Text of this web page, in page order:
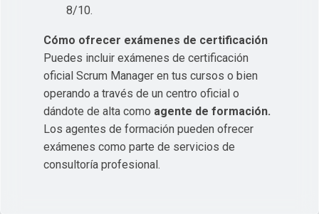
8/10.
Cómo ofrecer exámenes de certificación
Puedes incluir exámenes de certificación
oficial Scrum Manager en tus cursos o bien
operando a través de un centro oficial o
dándote de alta como agente de formación.
Los agentes de formación pueden ofrecer
exámenes como parte de servicios de
consultoría profesional.